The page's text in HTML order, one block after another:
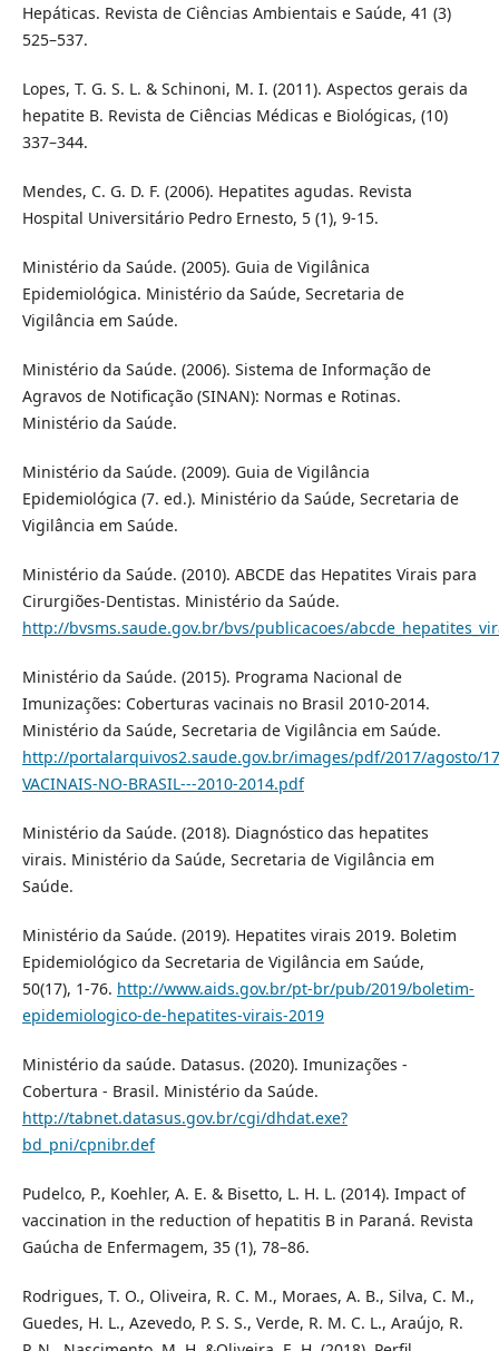
Hepáticas. Revista de Ciências Ambientais e Saúde, 41 (3)
525–537.
Lopes, T. G. S. L. & Schinoni, M. I. (2011). Aspectos gerais da
hepatite B. Revista de Ciências Médicas e Biológicas, (10)
337–344.
Mendes, C. G. D. F. (2006). Hepatites agudas. Revista
Hospital Universitário Pedro Ernesto, 5 (1), 9-15.
Ministério da Saúde. (2005). Guia de Vigilânica
Epidemiológica. Ministério da Saúde, Secretaria de
Vigilância em Saúde.
Ministério da Saúde. (2006). Sistema de Informação de
Agravos de Notificação (SINAN): Normas e Rotinas.
Ministério da Saúde.
Ministério da Saúde. (2009). Guia de Vigilância
Epidemiológica (7. ed.). Ministério da Saúde, Secretaria de
Vigilância em Saúde.
Ministério da Saúde. (2010). ABCDE das Hepatites Virais para
Cirurgiões-Dentistas. Ministério da Saúde.
http://bvsms.saude.gov.br/bvs/publicacoes/
Ministério da Saúde. (2015). Programa Nacional de
Imunizações: Coberturas vacinais no Brasil 2010-2014.
Ministério da Saúde, Secretaria de Vigilância em Saúde.
http://portalarquivos2.saude.gov.br/images/pdf/2017/agosto/17/
VACINAIS-NO-BRASIL---2010-2014.pdf
Ministério da Saúde. (2018). Diagnóstico das hepatites
virais. Ministério da Saúde, Secretaria de Vigilância em
Saúde.
Ministério da Saúde. (2019). Hepatites virais 2019. Boletim
Epidemiológico da Secretaria de Vigilância em Saúde,
50(17), 1-76. http://www.aids.gov.br/pt-br/pub/2019/boletim-
epidemiologico-de-hepatites-virais-2019
Ministério da saúde. Datasus. (2020). Imunizações -
Cobertura - Brasil. Ministério da Saúde.
http://tabnet.datasus.gov.br/cgi/dhdat.exe?
bd_pni/cpnibr.def
Pudelco, P., Koehler, A. E. & Bisetto, L. H. L. (2014). Impact of
vaccination in the reduction of hepatitis B in Paraná. Revista
Gaúcha de Enfermagem, 35 (1), 78–86.
Rodrigues, T. O., Oliveira, R. C. M., Moraes, A. B., Silva, C. M.,
Guedes, H. L., Azevedo, P. S. S., Verde, R. M. C. L., Araújo, R.